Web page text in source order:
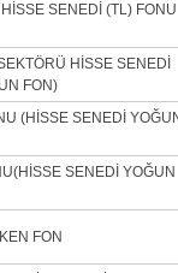
SENEDİ (TL) FONU
HİSSE SENEDİ
FON)
(HİSSE SENEDİ
SENEDİ YOĞUN
FON